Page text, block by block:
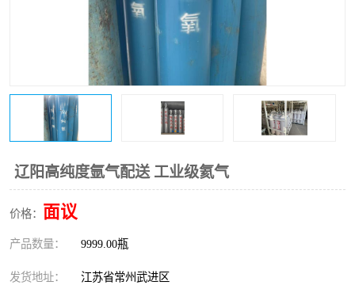
辽阳高纯度氩气配送 工业级氦气
价格： 面议
产品数量： 9999.00瓶
发货地址： 江苏省常州武进区